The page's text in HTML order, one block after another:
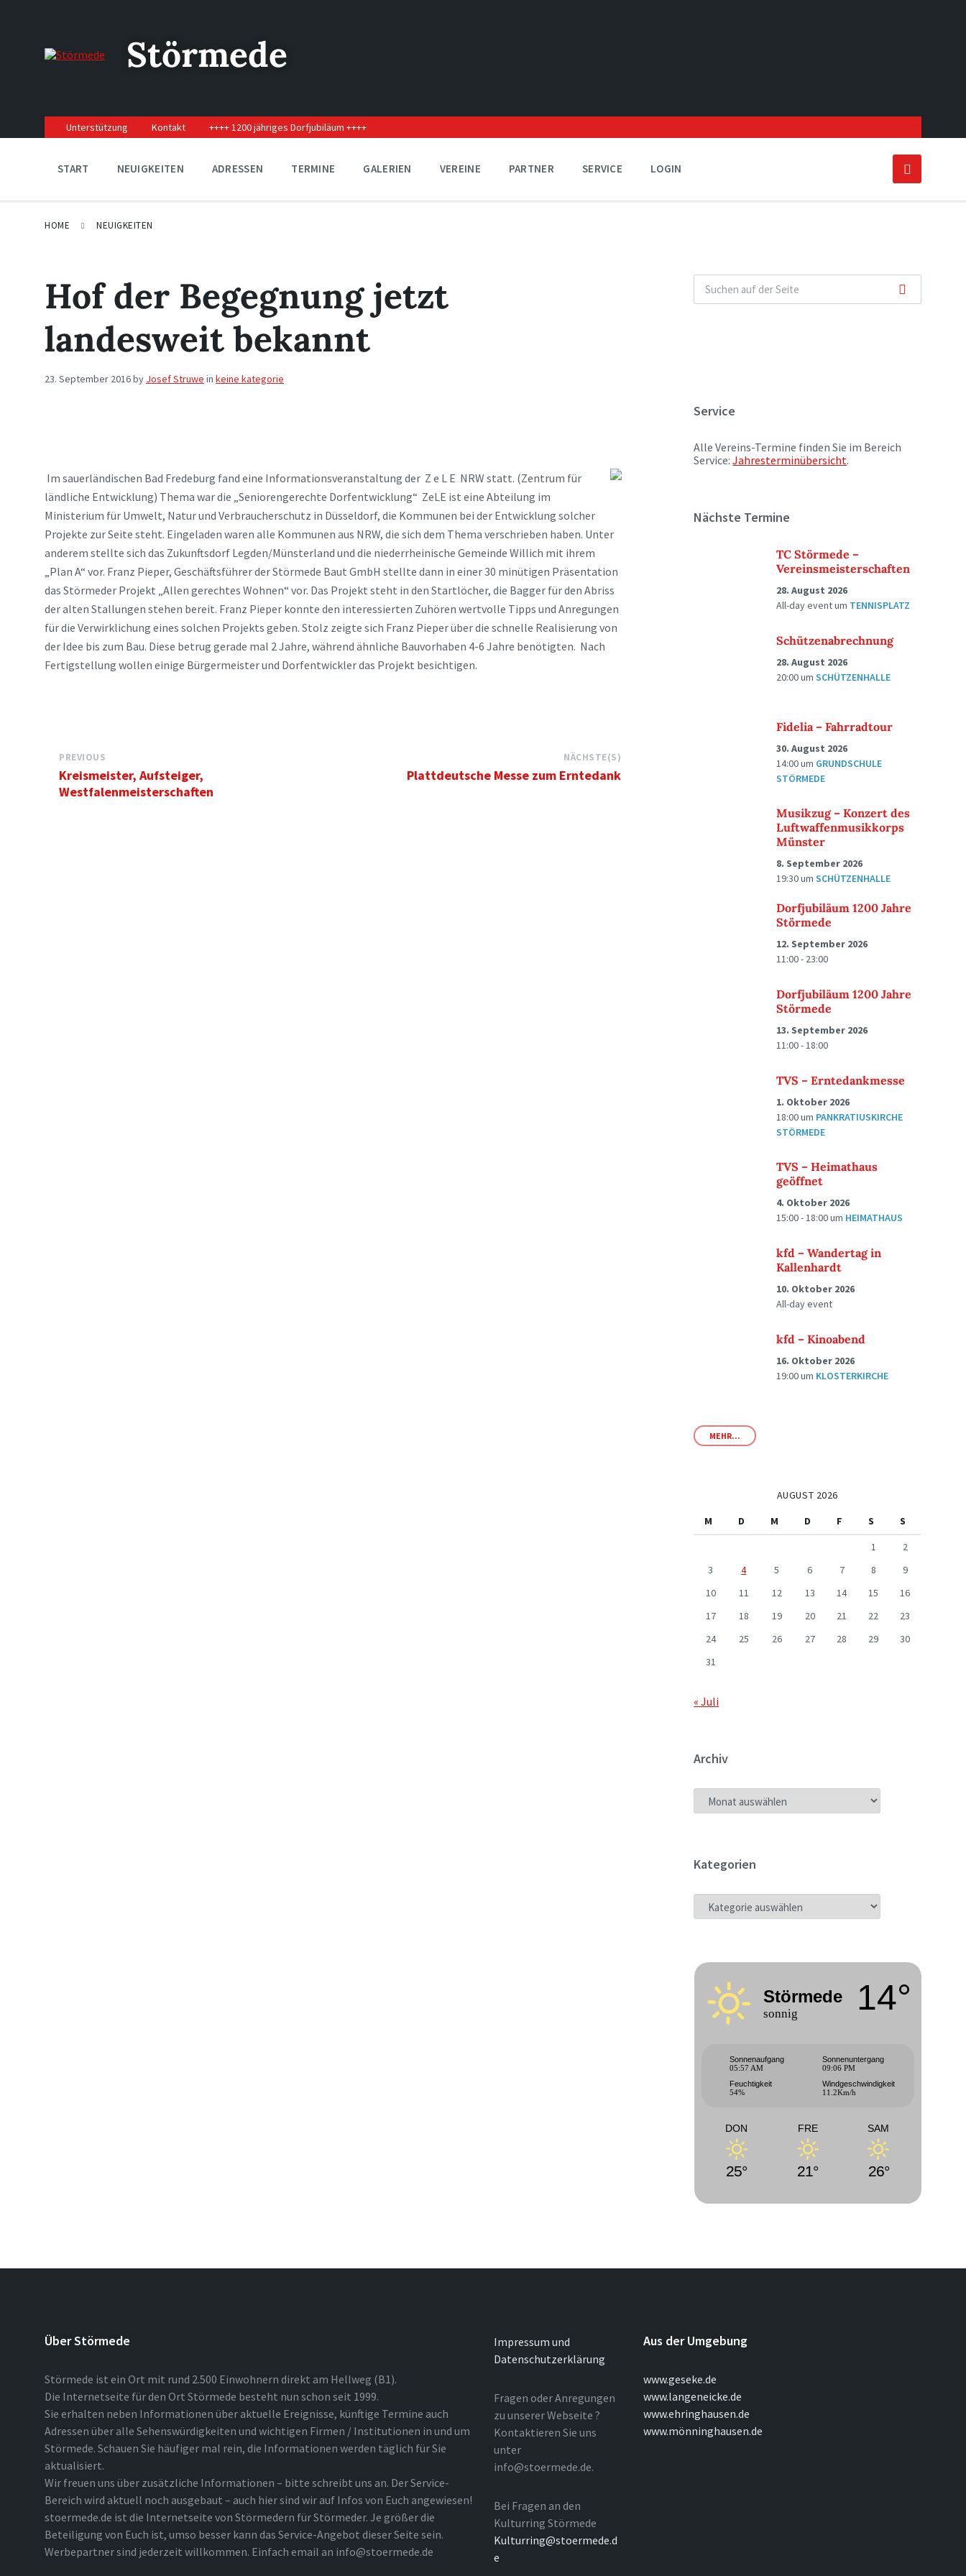
navigation
Störmede
Unterstützung Kontakt ++++ 1200 jähriges Dorfjubiläum ++++
START NEUIGKEITEN ADRESSEN TERMINE GALERIEN VEREINE PARTNER SERVICE LOGIN
HOME NEUIGKEITEN
Hof der Begegnung jetzt
landesweit bekannt
23. September 2016by Josef Struwe in keine kategorie
Im sauerländischen Bad Fredeburg fand eine Informationsveranstaltung der Z e L E NRW statt. (Zentrum für
ländliche Entwicklung) Thema war die „Seniorengerechte Dorfentwicklung“ ZeLE ist eine Abteilung im
Ministerium für Umwelt, Natur und Verbraucherschutz in Düsseldorf, die Kommunen bei der Entwicklung solcher
Projekte zur Seite steht. Eingeladen waren alle Kommunen aus NRW, die sich dem Thema verschrieben haben. Unter
anderem stellte sich das Zukunftsdorf Legden/Münsterland und die niederrheinische Gemeinde Willich mit ihrem
„Plan A“ vor. Franz Pieper, Geschäftsführer der Störmede Baut GmbH stellte dann in einer 30 minütigen Präsentation
das Störmeder Projekt „Allen gerechtes Wohnen“ vor. Das Projekt steht in den Startlöcher, die Bagger für den Abriss
der alten Stallungen stehen bereit. Franz Pieper konnte den interessierten Zuhören wertvolle Tipps und Anregungen
für die Verwirklichung eines solchen Projekts geben. Stolz zeigte sich Franz Pieper über die schnelle Realisierung von
der Idee bis zum Bau. Diese betrug gerade mal 2 Jahre, während ähnliche Bauvorhaben 4-6 Jahre benötigten. Nach
Fertigstellung wollen einige Bürgermeister und Dorfentwickler das Projekt besichtigen.
PREVIOUS
Kreismeister, Aufsteiger,
Westfalenmeisterschaften
NÄCHSTE(S)
Plattdeutsche Messe zum Erntedank
Service
Alle Vereins-Termine finden Sie im Bereich
Service:Jahresterminübersicht.
Nächste Termine
TC Störmede –
Vereinsmeisterschaften
28. August 2026
All-day eventum TENNISPLATZ
Schützenabrechnung
28. August 2026
20:00umSCHÜTZENHALLE
Fidelia – Fahrradtour
30. August 2026
14:00um GRUNDSCHULE
STÖRMEDE
Musikzug – Konzert des
Luftwaffenmusikkorps
Münster
8. September 2026
19:30umSCHÜTZENHALLE
Dorfjubiläum 1200 Jahre
Störmede
12. September 2026
11:00 - 23:00
Dorfjubiläum 1200 Jahre
Störmede
13. September 2026
11:00 - 18:00
TVS – Erntedankmesse
1. Oktober 2026
18:00um PANKRATIUSKIRCHE
STÖRMEDE
TVS – Heimathaus
geöffnet
4. Oktober 2026
15:00 - 18:00um HEIMATHAUS
kfd – Wandertag in
Kallenhardt
10. Oktober 2026
All-day event
kfd – Kinoabend
16. Oktober 2026
19:00um KLOSTERKIRCHE
MEHR...
AUGUST 2026
M
D M D F S
S
1
2
3
4 5 6 7 8
9
10
11 12 13 14 15
16
17
18 19 20 21 22
23
24
25 26 27 28 29
30
31
« Juli
Archiv
ARCHIV
Kategorien
KATEGORIEN
Störmede
sonnig 14°
Sonnenaufgang
05:57 AM
Sonnenuntergang
09:06 PM
Feuchtigkeit
54%
Windgeschwindigkeit
11.2Km/h
DON
25°
FRE
21°
SAM
26°
Über Störmede
Störmede ist ein Ort mit rund 2.500 Einwohnern direkt am Hellweg (B1).
Die Internetseite für den Ort Störmede besteht nun schon seit 1999.
Sie erhalten neben Informationen über aktuelle Ereignisse, künftige Termine auch
Adressen über alle Sehenswürdigkeiten und wichtigen Firmen / Institutionen in und um
Störmede. Schauen Sie häufiger mal rein, die Informationen werden täglich für Sie
aktualisiert.
Wir freuen uns über zusätzliche Informationen – bitte schreibt uns an. Der Service-
Bereich wird aktuell noch ausgebaut – auch hier sind wir auf Infos von Euch angewiesen!
stoermede.de ist die Internetseite von Störmedern für Störmeder. Je größer die
Beteiligung von Euch ist, umso besser kann das Service-Angebot dieser Seite sein.
Werbepartner sind jederzeit willkommen. Einfach email an info@stoermede.de
Impressum und
Datenschutzerklärung
Fragen oder Anregungen
zu unserer Webseite ?
Kontaktieren Sie uns
unter
info@stoermede.de.
Bei Fragen an den
Kulturring Störmede
Kulturring@stoermede.d
e
Aus der Umgebung
www.geseke.de
www.langeneicke.de
www.ehringhausen.de
www.mönninghausen.de